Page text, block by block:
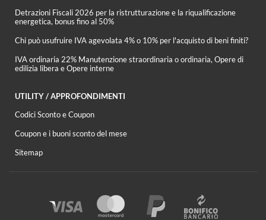
Detrazioni Fiscali 2026 per la ristrutturazione e la riqualificazione
energetica, bonus fino al 50%
Chi può usufruire IVA agevolata 4% o 10% per l'acquisto di beni finiti?
IVA ordinaria 22% Manutenzione straordinaria o ordinaria, Opere di
edilizia libera e Opere interne
UTILITY / APPROFONDIMENTI
Codici Sconto e Coupon
Coupon e i buoni sconto del mese
Sitemap